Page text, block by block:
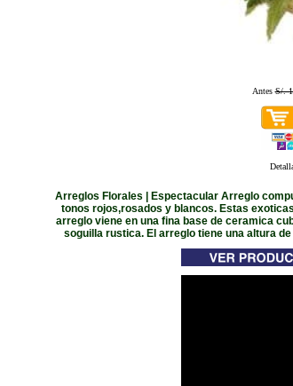
AntesS/.
Arreglos Florales | Espectacular Arreglo
tonos rojos,rosados y blancos. Estas
arreglo viene en una fina base de ceramica
soguilla rustica. El arreglo tiene una altura